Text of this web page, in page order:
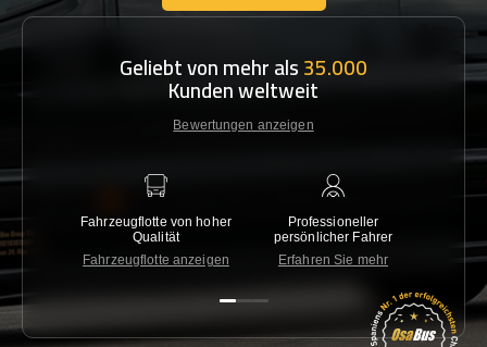
Kontaktiere Uns
Geliebt von mehr als35.000
Kunden weltweit
Bewertungen anzeigen
Fahrzeugflotte von hoher
Qualität
Fahrzeugflotte anzeigen
Professioneller
persönlicher Fahrer
Erfahren Sie mehr